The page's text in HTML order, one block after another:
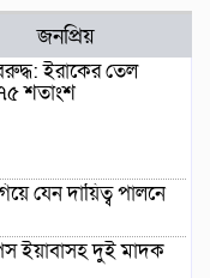
জনপ্রিয়
ইরাকের তেল
শতাংশ
যেন দায়িত্ব পালনে
ইয়াবাসহ দুই মাদক